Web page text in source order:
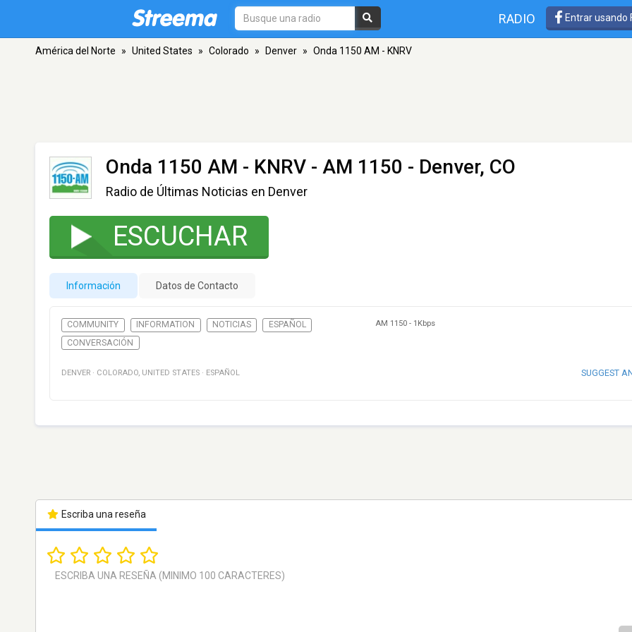
RADIO Entrar usando
América del Norte » United States » Colorado » Denver » Onda 1150 AM - KNRV
Onda 1150 AM - KNRV - AM 1150 - Denver, CO
Radio de Últimas Noticias en Denver
ESCUCHAR
Información Datos de Contacto
COMMUNITY INFORMATION NOTICIAS
ESPAÑOL
CONVERSACIÓN
AM 1150 - 1Kbps
DENVER · COLORADO, UNITED STATES · ESPAÑOL SUGGEST
Escriba una reseña